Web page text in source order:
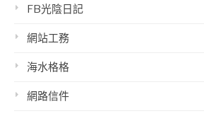
FB光陰日記
網站工務
海水格格
網路信件